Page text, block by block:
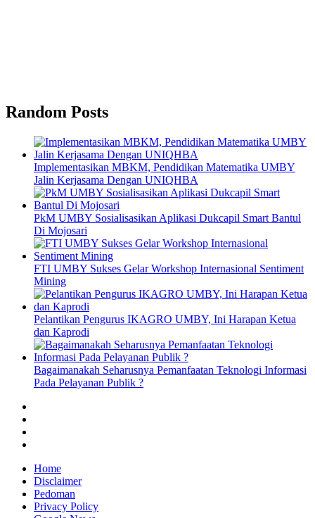
Random Posts
Implementasikan MBKM, Pendidikan Matematika UMBY
Jalin Kerjasama Dengan UNIQHBA
PkM UMBY Sosialisasikan Aplikasi Dukcapil Smart Bantul
Di Mojosari
FTI UMBY Sukses Gelar Workshop Internasional Sentiment
Mining
Pelantikan Pengurus IKAGRO UMBY, Ini Harapan Ketua
dan Kaprodi
Bagaimanakah Seharusnya Pemanfaatan Teknologi Informasi
Pada Pelayanan Publik ?
Home
Disclaimer
Pedoman
Privacy Policy